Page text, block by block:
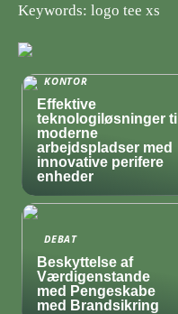
Keywords: logo tee xs
KONTOR
Effektive
teknologiløsninger til
moderne
arbejdspladser med
innovative perifere
enheder
DEBAT
Beskyttelse af
Værdigenstande
med Pengeskabe
med Brandsikring